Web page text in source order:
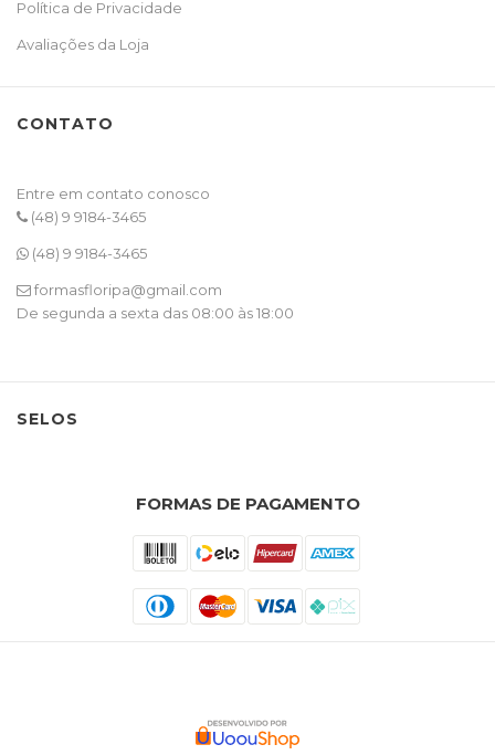
Política de Privacidade
Avaliações da Loja
CONTATO
Entre em contato conosco
(48) 9 9184-3465
(48) 9 9184-3465
formasfloripa@gmail.com
De segunda a sexta das 08:00 às 18:00
SELOS
FORMAS DE PAGAMENTO